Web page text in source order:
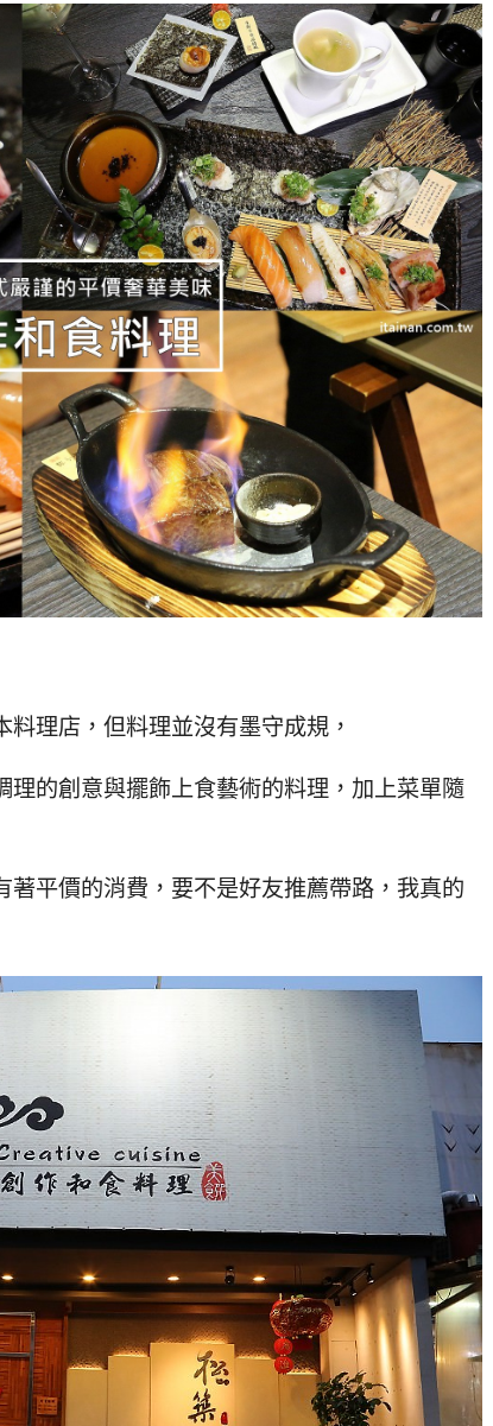
理店，但料理並沒有墨守成規，
的創意與擺飾上食藝術的料理，加上菜單隨
平價的消費，要不是好友推薦帶路，我真的